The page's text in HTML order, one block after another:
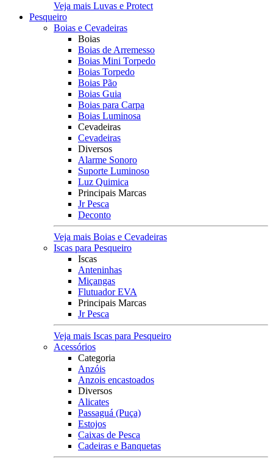
Veja mais Luvas e Protect
Pesqueiro
Boias e Cevadeiras
Boias
Boias de Arremesso
Boias Mini Torpedo
Boias Torpedo
Boias Pão
Boias Guia
Boias para Carpa
Boias Luminosa
Cevadeiras
Cevadeiras
Diversos
Alarme Sonoro
Suporte Luminoso
Luz Quimica
Principais Marcas
Jr Pesca
Deconto
Veja mais Boias e Cevadeiras
Iscas para Pesqueiro
Iscas
Anteninhas
Miçangas
Flutuador EVA
Principais Marcas
Jr Pesca
Veja mais Iscas para Pesqueiro
Acessórios
Categoria
Anzóis
Anzois encastoados
Diversos
Alicates
Passaguá (Puça)
Estojos
Caixas de Pesca
Cadeiras e Banquetas